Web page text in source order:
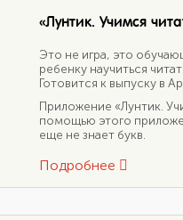
«Лунтик. Учимся
Это не игра, это
ребенку научиться
Готовится к выпуску в
Приложение «Лунтик.
помощью этого
еще не знает букв.
Подробнее